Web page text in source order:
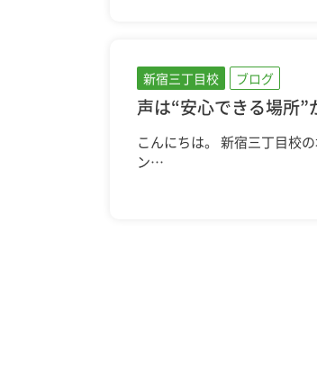
新宿三丁目校 ブログ
声は“安心できる場所”
こんにちは。 新宿三丁目校
ン…